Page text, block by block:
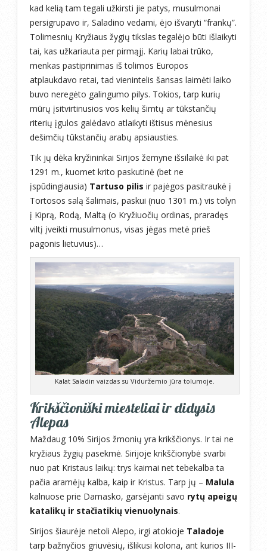
kad kelią tam tegali užkirsti jie patys, musulmonai
persigrupavo ir, Saladino vedami, ėjo išvaryti “frankų”.
Tolimesnių Kryžiaus žygių tikslas tegalėjo būti išlaikyti
tai, kas užkariauta per pirmąjį. Karių labai trūko,
menkas pastiprinimas iš tolimos Europos
atplaukdavo retai, tad vienintelis šansas laimėti laiko
buvo neregėto galingumo pilys. Tokios, tarp kurių
mūrų įsitvirtinusios vos kelių šimtų ar tūkstančių
riterių įgulos galėdavo atlaikyti ištisus mėnesius
dešimčių tūkstančių arabų apsiausties.
Tik jų dėka kryžininkai Sirijos žemyne išsilaikė iki pat
1291 m., kuomet krito paskutinė (bet ne
įspūdingiausia) Tartuso pilis ir pajėgos pasitraukė į
Tortosos salą šalimais, paskui (nuo 1301 m.) vis tolyn
į Kiprą, Rodą, Maltą (o Kryžiuočių ordinas, praradęs
viltį įveikti musulmonus, visas jėgas metė prieš
pagonis lietuvius)…
Kalat Saladin vaizdas su Viduržemio jūra tolumoje.
Krikščioniški miesteliai ir didysis
Alepas
Maždaug 10% Sirijos žmonių yra krikščionys. Ir tai ne
kryžiaus žygių pasekmė. Sirijoje krikščionybė svarbi
nuo pat Kristaus laikų: trys kaimai net tebekalba ta
pačia aramėjų kalba, kaip ir Kristus. Tarp jų – Malula
kalnuose prie Damasko, garsėjanti savo rytų apeigų
katalikų ir stačiatikių vienuolynais.
Sirijos šiaurėje netoli Alepo, irgi atokioje Taladoje
tarp bažnyčios griuvėsių, išlikusi kolona, ant kurios III-